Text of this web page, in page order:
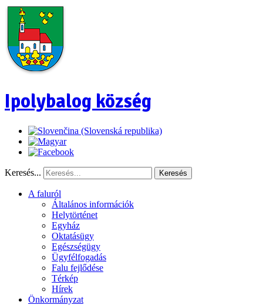
Ipolybalog község
Keresés... Keresés
A faluról
Általános információk
Helytörténet
Egyház
Oktatásügy
Egészségügy
Ügyfélfogadás
Falu fejlődése
Térkép
Hírek
Önkormányzat